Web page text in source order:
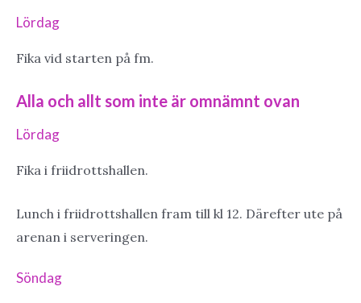
Lördag
Fika vid starten på fm.
Alla och allt som inte är omnämnt ovan
Lördag
Fika i friidrottshallen.
Lunch i friidrottshallen fram till kl 12. Därefter ute på
arenan i serveringen.
Söndag